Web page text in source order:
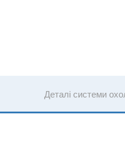
Деталі системи